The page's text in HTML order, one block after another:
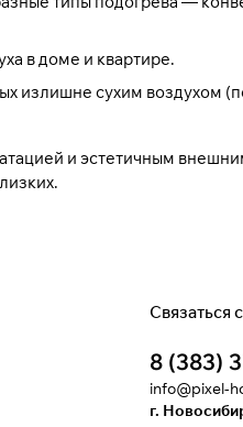
в доме и квартире.
излишне сухим воздухом
и эстетичным
Связаться
8 (383)
info@pixel-
г.